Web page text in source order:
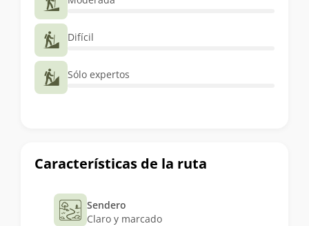
Características de la ruta
Sendero
Claro y marcado
Difícil
Sólo expertos